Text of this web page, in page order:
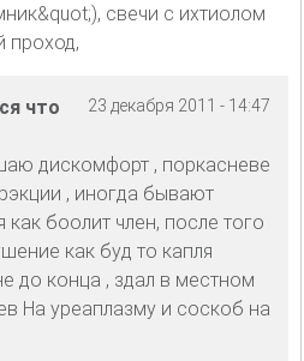
свечи с ихтиолом
проход,
23 декабря 2011 - 14:47
что
дискомфорт , поркасневе
, иногда бывают
боолит член, после того
как буд то капля
до конца , здал в местном
На уреаплазму и соскоб на